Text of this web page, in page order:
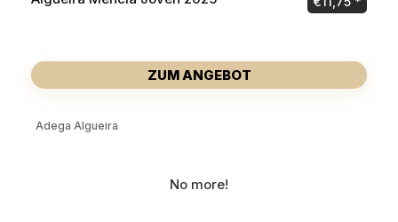
ZUM ANGEBOT
Adega Algueira
No more!